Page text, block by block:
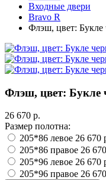
Входные двери
Bravo R
Флэш, цвет: Букле
Флэш, цвет: Букле
26 670 р.
Размер полотна:
205*86 левое 26 670
205*86 правое 26
205*96 левое 26 670
205*96 правое 26